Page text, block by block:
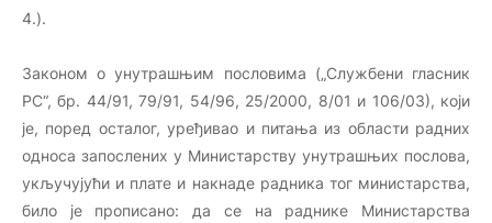
4.).
Законом о унутрашњим пословима („Службени гласник
РС“, бр. 44/91, 79/91, 54/96, 25/2000, 8/01 и 106/03), који
је, поред осталог, уређивао и питања из области радних
односа запослених у Министарству унутрашњих послова,
укључујући и плате и накнаде радника тог министарства,
било је прописано: да се на раднике Министарства